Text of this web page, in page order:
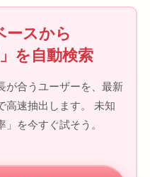
ースから
を自動検索
が合うユーザーを、最新
高速抽出します。 未知
を今すぐ試そう。